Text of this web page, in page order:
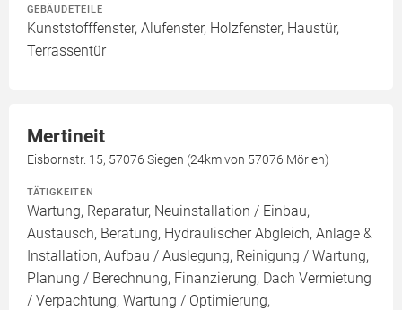
GEBÄUDETEILE
Kunststofffenster, Alufenster, Holzfenster, Haustür,
Terrassentür
Mertineit
Eisbornstr. 15, 57076 Siegen (24km von 57076 Mörlen)
TÄTIGKEITEN
Wartung, Reparatur, Neuinstallation / Einbau,
Austausch, Beratung, Hydraulischer Abgleich, Anlage &
Installation, Aufbau / Auslegung, Reinigung / Wartung,
Planung / Berechnung, Finanzierung, Dach Vermietung
/ Verpachtung, Wartung / Optimierung,